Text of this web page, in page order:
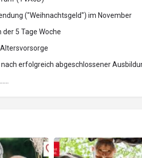
("Weihnachtsgeld") im November
der 5 Tage Woche
erfolgreich abgeschlossener